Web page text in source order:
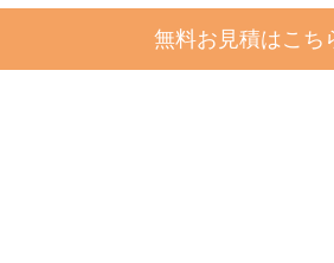
無料お見積はこち